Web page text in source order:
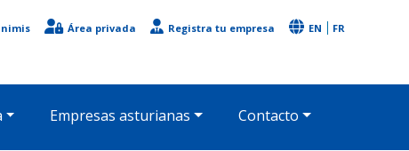
Área privada Registra tu empresa EN FR
Empresas asturianas Contacto